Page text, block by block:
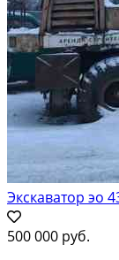
Экскаватор эо
500 000 руб.